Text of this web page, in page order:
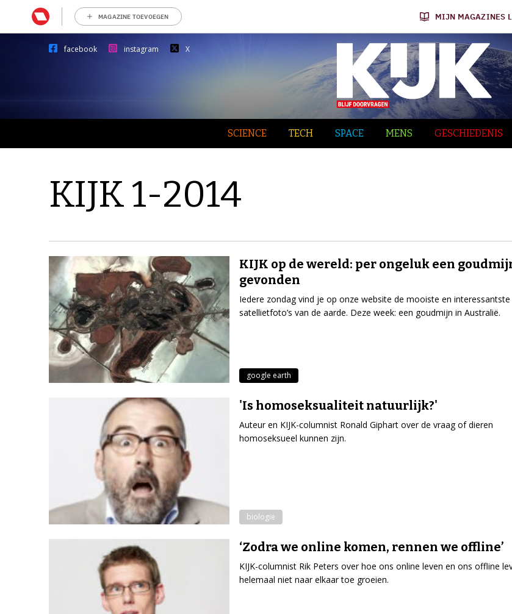
MAGAZINE TOEVOEGEN MIJN MAGAZINES
facebook instagram X
SCIENCE TECH SPACE MENS GESCHIEDENIS
KIJK 1-2014
KIJK op de wereld: per ongeluk een
gevonden
Iedere zondag vind je op onze website de mooiste en interessantste
satellietfoto’s van de aarde. Deze week: een goudmijn in Australië.
google earth
'Is homoseksualiteit natuurlijk?'
Auteur en KIJK-columnist Ronald Giphart over de vraag of dieren
homoseksueel kunnen zijn.
biologie
‘Zodra we online komen, rennen we offline’
KIJK-columnist Rik Peters over hoe ons online leven en ons offline
helemaal niet naar elkaar toe groeien.